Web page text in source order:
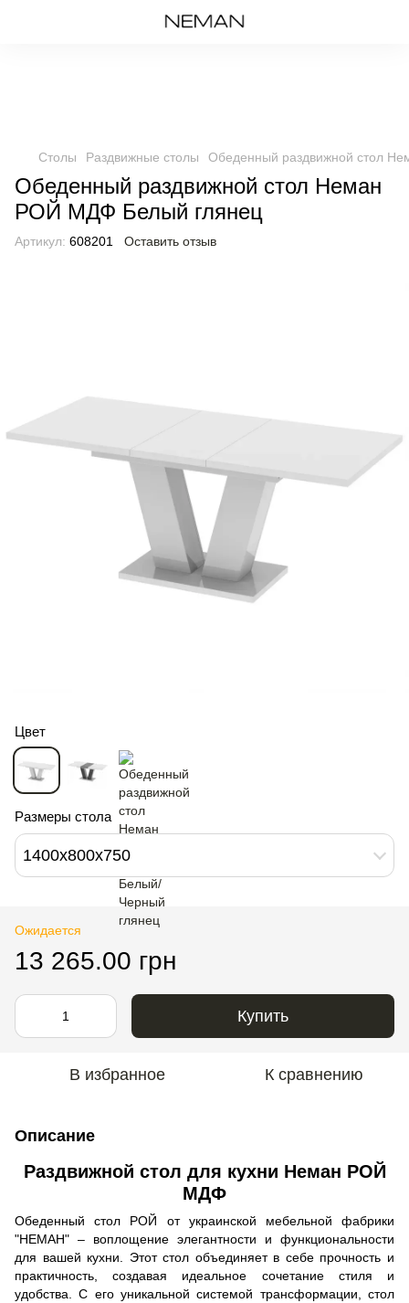
Столы Раздвижные столы Обеденный раздвижной стол
Обеденный раздвижной стол Неман
РОЙ МДФ Белый глянец
Артикул: 608201 Оставить отзыв
Цвет
Размеры стола
1400х800х750
Ожидается
13 265.00 грн
Купить
В избранное К сравнению
Описание
Раздвижной стол для кухни Неман РОЙ
МДФ
Обеденный стол РОЙ от украинской мебельной фабрики
"НЕМАН" – воплощение элегантности и функциональности
для вашей кухни. Этот стол объединяет в себе прочность и
практичность, создавая идеальное сочетание стиля и
удобства. С его уникальной системой трансформации, стол